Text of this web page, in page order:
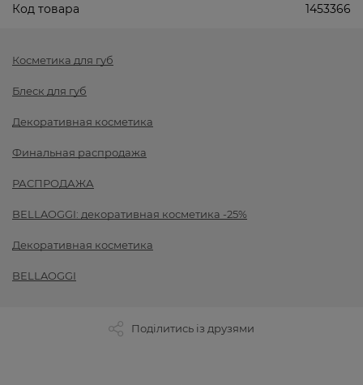
Код товара 1453366
Косметика для губ
Блеск для губ
Декоративная косметика
Финальная распродажа
РАСПРОДАЖА
BELLAOGGI: декоративная косметика -25%
Декоративная косметика
BELLAOGGI
Поділитись із друзями